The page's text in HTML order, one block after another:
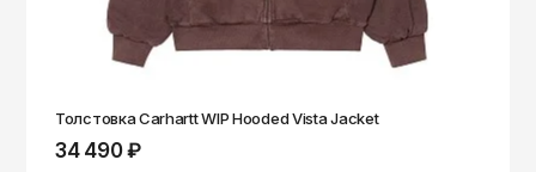
Толстовка Carhartt WIP Hooded Vista Jacket
34 490 ₽